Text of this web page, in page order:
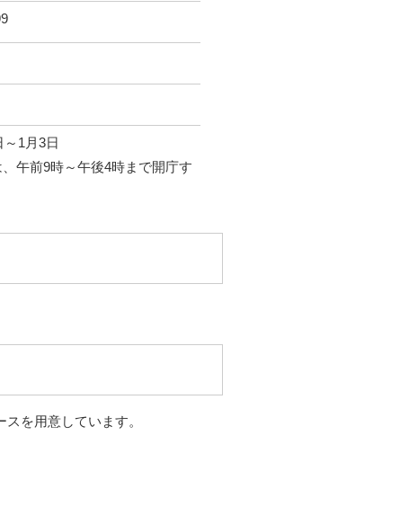
1月3日
午前9時～午後4時まで開庁す
を用意しています。